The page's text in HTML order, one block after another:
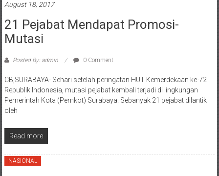
August 18, 2017
21 Pejabat Mendapat Promosi-
Mutasi
Posted By: admin 0 Comment
CB,SURABAYA- Sehari setelah peringatan HUT Kemerdekaan ke-72
Republik Indonesia, mutasi pejabat kembali terjadi di lingkungan
Pemerintah Kota (Pemkot) Surabaya. Sebanyak 21 pejabat dilantik
oleh
Read more
NASIONAL